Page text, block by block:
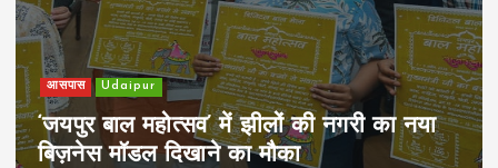
खेल Udaipur
पिम्स मेवाड़ कप 2026: क्रॉसवर्ड व आदित्यम
रियल स्टेट्स ने मुकाबले जीते